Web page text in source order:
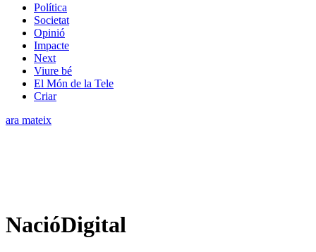
Política
Societat
Opinió
Impacte
Next
Viure bé
El Món de la Tele
Criar
ara mateix
NacióDigital